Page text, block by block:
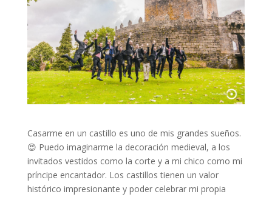
Casarme en un castillo es uno de mis grandes sueños.
😍 Puedo imaginarme la decoración medieval, a los
invitados vestidos como la corte y a mi chico como mi
príncipe encantador. Los castillos tienen un valor
histórico impresionante y poder celebrar mi propia